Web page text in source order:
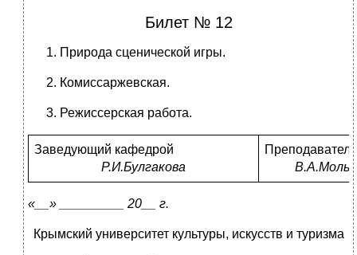
Билет № 12
Природа сценической игры.
Комиссаржевская.
Режиссерская работа.
Заведующий кафедрой
Р.И.Булгакова
Преподаватель
«__» _________ 20__ г.
Крымский университет культуры, искусств и туризма